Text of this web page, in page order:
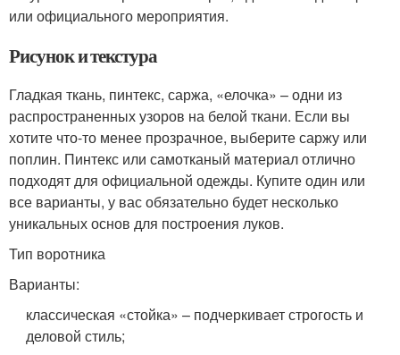
или официального мероприятия.
Рисунок и текстура
Гладкая ткань, пинтекс, саржа, «елочка» – одни из
распространенных узоров на белой ткани. Если вы
хотите что-то менее прозрачное, выберите саржу или
поплин. Пинтекс или самотканый материал отлично
подходят для официальной одежды. Купите один или
все варианты, у вас обязательно будет несколько
уникальных основ для построения луков.
Тип воротника
Варианты:
классическая «стойка» – подчеркивает строгость и
деловой стиль;